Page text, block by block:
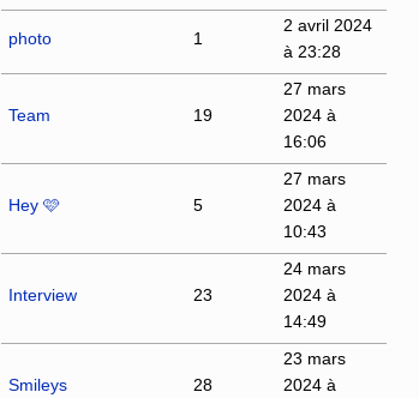
photo 1
2 avril 2024
à 23:28
Team 19
27 mars
2024 à
16:06
Hey 🩷 5
27 mars
2024 à
10:43
Interview 23
24 mars
2024 à
14:49
Smileys 28
23 mars
2024 à